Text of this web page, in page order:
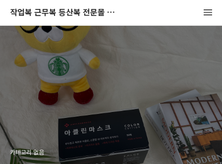
작업복 근무복 등산복 전문몰 미스터아웃도어 블로그
카테고리 없음